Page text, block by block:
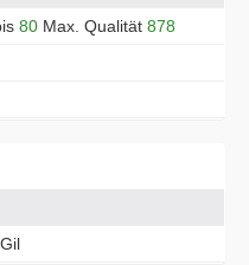
80 Max. Qualität 878